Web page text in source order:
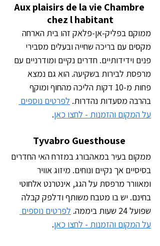
Aux plaisirs de la vie Chambre
chez l habitant
ממוקם בפליק-אן-פלאק זהו בית הארחה
מקסים עם בריכה שחייה ובעלים מסבירי
פנים וידידותיים. חדרים נקיים ומודרניים עם
מרפסת לבירות בשקיעה. הוא גם נמצא
פחות מ-10 דקות הליכה מהחוף ומוקף
בהרבה מסעדות נהדרות. לפרטים נוספים
על המקום והזמנות - לחצו כאן.
Tyvabro Guesthouse
ממקום בעיר במאהבורג במזרח האי החדרים
בסיסיים אך נקיים ונוחים. מיזוג אוויר
ומאוורר מרפסת על הגג, אינטרנט אלחוטי
בחינם. יש בו מטבח משותף ודלפק קבלה
שפועל 24 שעות ביממה.
לפרטים נוספים
על המקום והזמנות - לחצו כאן.